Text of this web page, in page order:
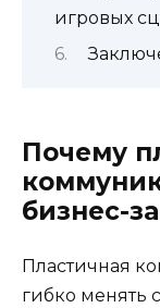
игровых
Почему
бизнес-
Пластичная
гибко менять